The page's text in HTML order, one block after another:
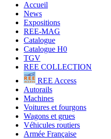
Accueil
News
Expositions
REE-MAG
Catalogue
Catalogue H0
TGV
REE COLLECTION
REE Access
Autorails
Machines
Voitures et fourgons
Wagons et grues
Véhicules routiers
Armée Française